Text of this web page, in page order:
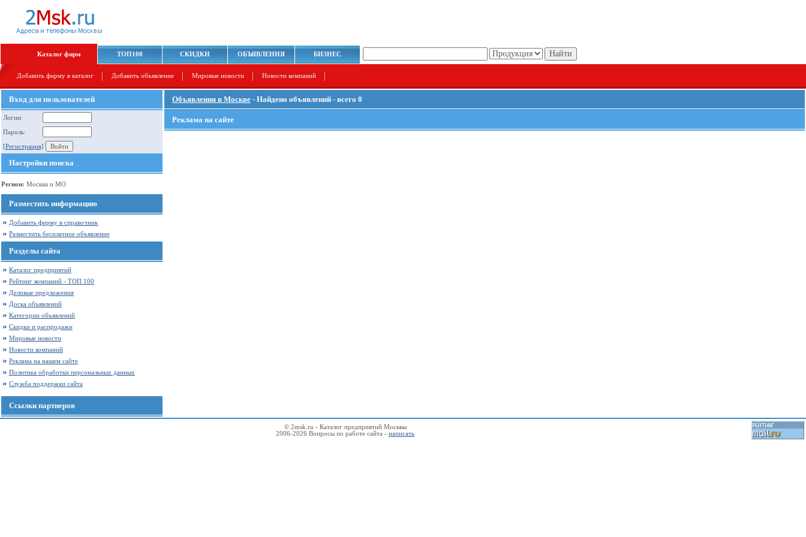
Каталог фирм ТОП100 СКИДКИ ОБЪЯВЛЕНИЯ БИЗНЕС
Добавить фирму в каталог Добавить объявление Мировые новости Новости компаний
Вход для пользователей
Логин:
Пароль:
[Регистрация]
Настройки поиска
Регион: Москва и МО
Разместить информацию
Добавить фирму в справочник
Разместить бесплатное объявление
Разделы сайта
Каталог предприятий
Рейтинг компаний - ТОП 100
Деловые предложения
Доска объявлений
Категории объявлений
Скидки и распродажи
Мировые новости
Новости компаний
Реклама на нашем сайте
Политика обработки персональных данных
Служба поддержки сайта
Ссылки партнеров
Объявления в Москве - Найдено объявлений - всего 0
Реклама на сайте
© 2msk.ru - Каталог предприятий Москвы
2006-2026 Вопросы по работе сайта - написать